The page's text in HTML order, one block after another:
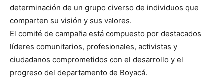
determinación de un grupo diverso de individuos que
comparten su visión y sus valores.
El comité de campaña está compuesto por destacados
líderes comunitarios, profesionales, activistas y
ciudadanos comprometidos con el desarrollo y el
progreso del departamento de Boyacá.